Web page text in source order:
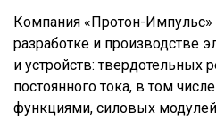
Компания «Протон-Импульс»
разработке и производстве
и устройств: твердотельных
постоянного тока, в том
функциями, силовых